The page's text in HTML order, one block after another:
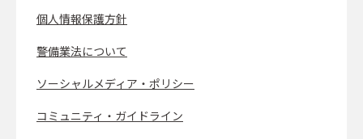
個人情報保護方針
警備業法について
ソーシャルメディア・ポリシー
コミュニティ・ガイドライン